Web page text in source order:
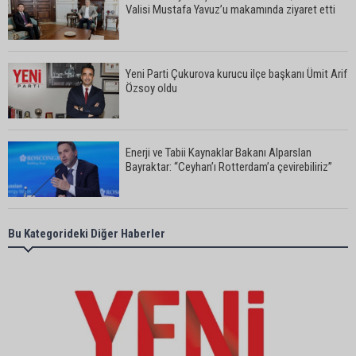
Valisi Mustafa Yavuz’u makamında ziyaret etti
Yeni Parti Çukurova kurucu ilçe başkanı Ümit Arif
Özsoy oldu
Enerji ve Tabii Kaynaklar Bakanı Alparslan
Bayraktar: “Ceyhan’ı Rotterdam’a çevirebiliriz”
Başkan Ali Bedrettin Karataş’tan sahiller için
duyarlılık çağrısı
MHP Adana İl Başkanı Hakan Yıldırım:
“Liderimize dil uzatmak sizin haddinize değildir”
Bu Kategorideki Diğer Haberler